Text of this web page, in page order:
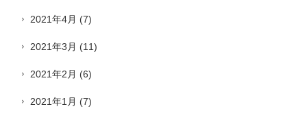
2021年4月 (7)
2021年3月 (11)
2021年2月 (6)
2021年1月 (7)